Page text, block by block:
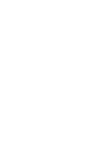
ご了承下さい。
問い合せよりご連絡下さい。